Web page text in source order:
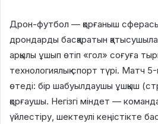
Дрон-футбол — қорғаныш
дрондарды басқаратын
арқылы ұшып өтіп «гол» соғуға
технологиялық спорт түрі. Матч
өтеді: бір шабуылдаушы ұшқыш
қорғаушы. Негізгі міндет —
үйлестіру, шектеулі кеңістікте